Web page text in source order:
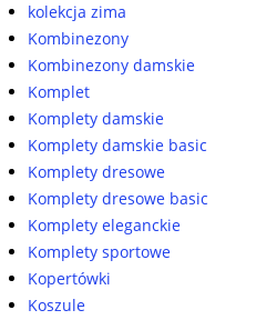
kolekcja zima
Kombinezony
Kombinezony damskie
Komplet
Komplety damskie
Komplety damskie basic
Komplety dresowe
Komplety dresowe basic
Komplety eleganckie
Komplety sportowe
Kopertówki
Koszule